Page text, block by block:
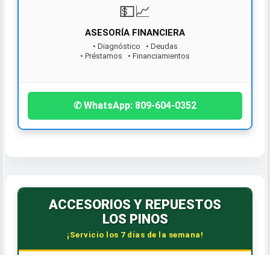
• Diagnóstico • Deudas
• Préstamos • Financiamientos
¡Contáctanos hoy!
✆ WhatsApp: 809-604-0352
ACCESORIOS Y REPUESTOS
LOS PINOS
¡Servicio los 7 días de la semana!